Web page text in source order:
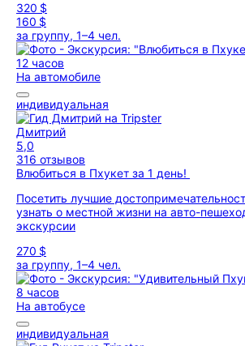
320 $
160 $
за группу, 1–4 чел.
12 часов
На автомобиле
индивидуальная
Дмитрий
5,0
316 отзывов
Влюбиться в Пхукет за 1 день!
Посетить лучшие
узнать о местной жизни на авто-
экскурсии
270 $
за группу, 1–4 чел.
8 часов
На автобусе
индивидуальная